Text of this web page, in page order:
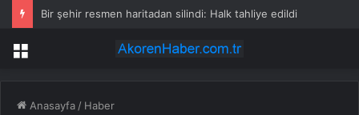
Bir şehir resmen haritadan silindi: Halk tahliye edildi
Menü
Anasayfa / Haber